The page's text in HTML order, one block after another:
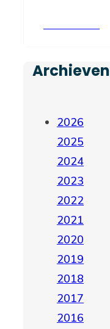
Archieven
2026
2025
2024
2023
2022
2021
2020
2019
2018
2017
2016